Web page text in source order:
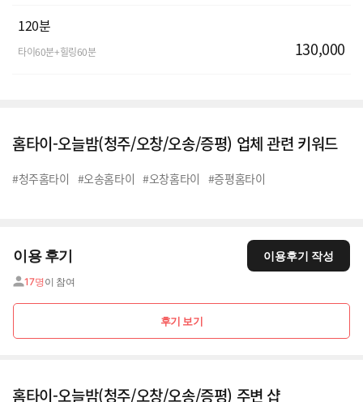
120분
타이60분+힐링60분 130,000
홈타이-오늘밤(청주/오창/오송/증평) 업체 관련 키워드
#청주홈타이 #오송홈타이 #오창홈타이 #증평홈타이
이용 후기 이용후기 작성
17명 이 참여
후기 보기
홈타이-오늘밤(청주/오창/오송/증평) 주변 샵